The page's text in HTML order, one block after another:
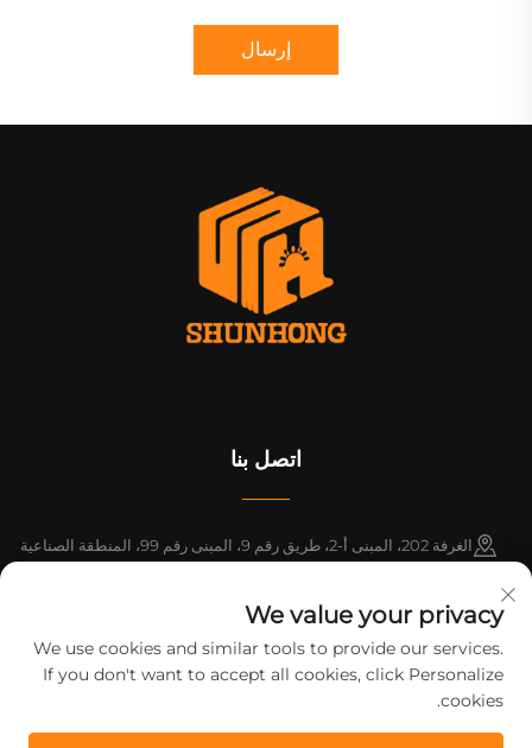
إرسال
اتصل بنا
الغرفة 202، المبنى أ-2، طريق رقم 9، المبنى رقم 99، المنطقة الصناعية
+86-18925142858
[email protected]
We value your privacy
We use cookies and similar tools to provide our services.
If you don't want to accept all cookies, click Personalize
cookies.